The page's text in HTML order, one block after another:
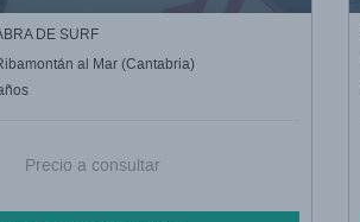
DE SURF
al Mar (Cantabria)
Precio a consultar